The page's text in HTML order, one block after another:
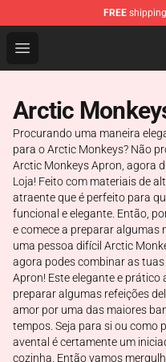
FREE
Open menu
Arctic Monkeys
Arctic
Procurando uma maneira
para o Arctic Monkeys? Não
Arctic Monkeys Apron, agora
Loja! Feito com materiais de
atraente que é perfeito para
funcional e elegante. Então,
e comece a preparar algumas
uma pessoa difícil Arctic
agora podes combinar as
Apron! Este elegante e
preparar algumas refeições
amor por uma das maiores
tempos. Seja para si ou como
avental é certamente um
cozinha. Então vamos